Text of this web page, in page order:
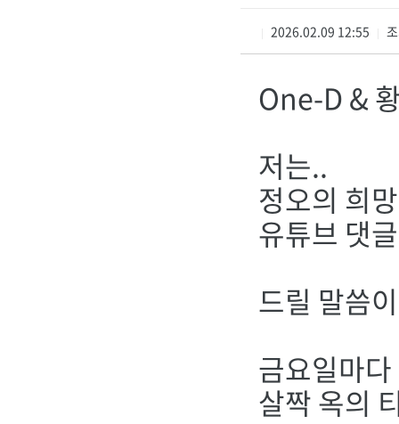
2026.02.09 12:55
One-D &
저는..
정오의 희
유튜브 댓
드릴 말씀
금요일마
살짝 옥의